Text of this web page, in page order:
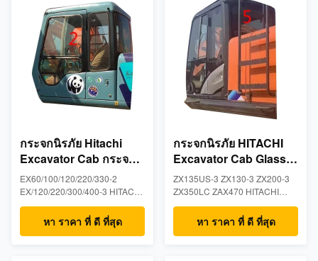
กระจกนิรภัย Hitachi
Excavator Cab กระจก
ซ้ายรถขุดเปลี่ยนประตู
EX60/100/120/220/330-2
EX/120/220/300/400-3 HITACHI
Excavator Glass Left Straight
Side Position NO.2 Tempered
Glass Product
หา ราคา ที่ ดี ที่สุด
กระจกนิรภัย HITACHI
Excavator Cab Glass
5mm Back Side
Window Replacement
ZX135US-3 ZX130-3 ZX200-3
ZX350LC ZAX470 HITACHI
Excavator Glass Back Side
NO.5 Tempered Glass Product
Descriptions Tempered
หา ราคา ที่ ดี ที่สุด